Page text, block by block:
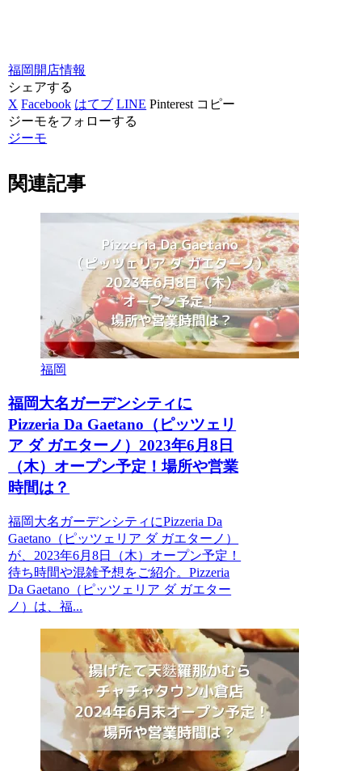
福岡 開店情報
シェアする
X Facebook はてブ LINE Pinterest コピー
ジーモをフォローする
ジーモ
関連記事
福岡
福岡大名ガーデンシティに
Pizzeria Da Gaetano（ピッツェリ
ア ダ ガエターノ）2023年6月8日
（木）オープン予定！場所や営業
時間は？
福岡大名ガーデンシティにPizzeria Da
Gaetano（ピッツェリア ダ ガエターノ）
が、2023年6月8日（木）オープン予定！
待ち時間や混雑予想をご紹介。Pizzeria
Da Gaetano（ピッツェリア ダ ガエター
ノ）は、福...